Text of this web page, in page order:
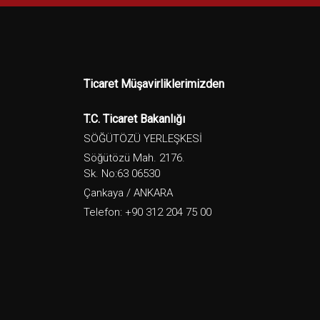
Ticaret Müşavirliklerimizden
T.C. Ticaret Bakanlığı
SÖĞÜTÖZÜ YERLEŞKESİ
Söğütözü Mah. 2176.
Sk. No:63 06530
Çankaya / ANKARA
Telefon: +90 312 204 75 00